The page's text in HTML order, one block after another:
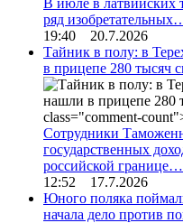
В июле в латвийских
ряд
19:40 20.7.2026
Тайник в полу: в
в прицепе 280 тысяч
Сотрудники
государственных
российской границе…
12:52 17.7.2026
Юного поляка
начала дело против